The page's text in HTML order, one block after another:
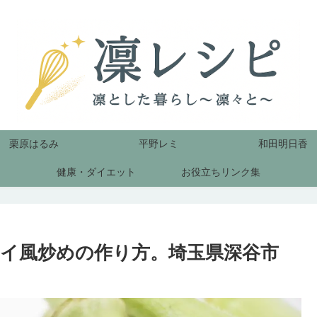
栗原はるみ 平野レミ 和田明日香
健康・ダイエット お役立ちリンク集
風炒めの作り方。埼玉県深谷市